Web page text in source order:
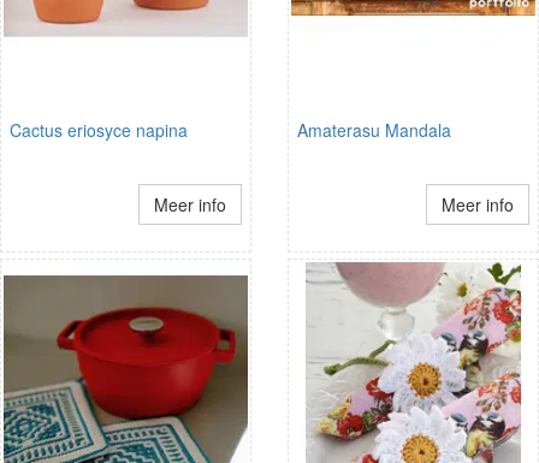
Cactus eriosyce napina
Meer info
Amaterasu Mandala
Meer info